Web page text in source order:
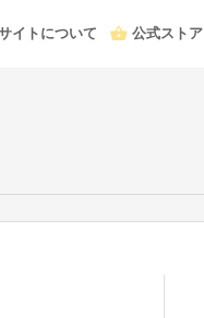
イトについて 公式ストア